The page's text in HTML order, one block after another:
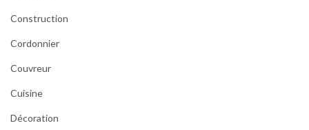
Construction
Cordonnier
Couvreur
Cuisine
Décoration